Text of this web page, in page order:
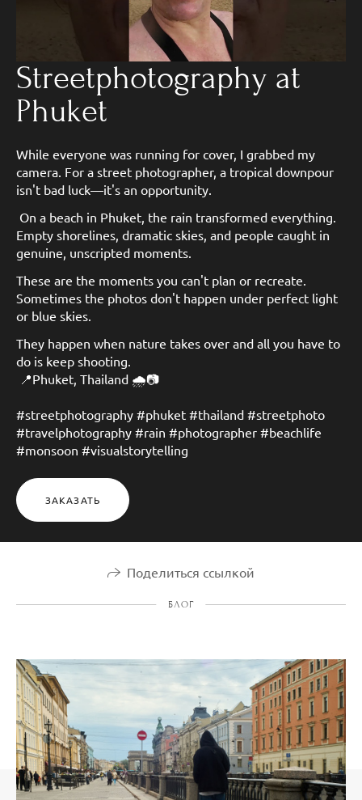
Streetphotography at
Phuket
While everyone was running for cover, I grabbed my
camera. For a street photographer, a tropical downpour
isn't bad luck—it's an opportunity.
On a beach in Phuket, the rain transformed everything.
Empty shorelines, dramatic skies, and people caught in
genuine, unscripted moments.
These are the moments you can't plan or recreate.
Sometimes the photos don't happen under perfect light
or blue skies.
They happen when nature takes over and all you have to
do is keep shooting.
📍Phuket, Thailand 🌧️📷
#streetphotography #phuket #thailand #streetphoto
#travelphotography #rain #photographer #beachlife
#monsoon #visualstorytelling
ЗАКАЗАТЬ
Поделиться ссылкой
БЛОГ